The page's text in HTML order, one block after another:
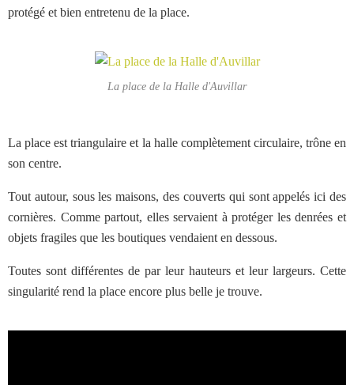
protégé et bien entretenu de la place.
La place de la Halle d'Auvillar
La place est triangulaire et la halle complètement circulaire, trône en
son centre.
Tout autour, sous les maisons, des couverts qui sont appelés ici des
cornières. Comme partout, elles servaient à protéger les denrées et
objets fragiles que les boutiques vendaient en dessous.
Toutes sont différentes de par leur hauteurs et leur largeurs. Cette
singularité rend la place encore plus belle je trouve.